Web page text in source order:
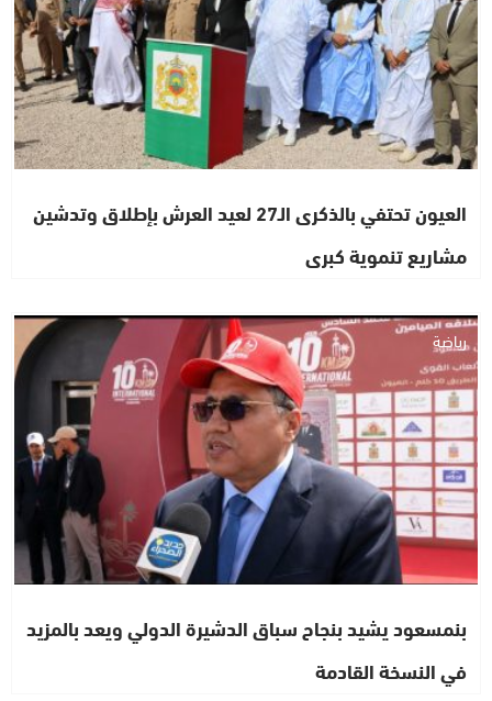
العيون تحتفي بالذكرى الـ27 لعيد العرش بإطلاق وتدشين
مشاريع تنموية كبرى
رياضة
بنمسعود يشيد بنجاح سباق الدشيرة الدولي ويعد بالمزيد
في النسخة القادمة